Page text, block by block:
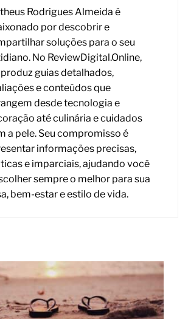
Rodrigues Almeida é
por descobrir e
soluções para o seu
No ReviewDigital.Online,
guias detalhados,
e conteúdos que
desde tecnologia e
até culinária e cuidados
a pele. Seu compromisso é
informações precisas,
e imparciais, ajudando você
sempre o melhor para sua
bem-estar e estilo de vida.